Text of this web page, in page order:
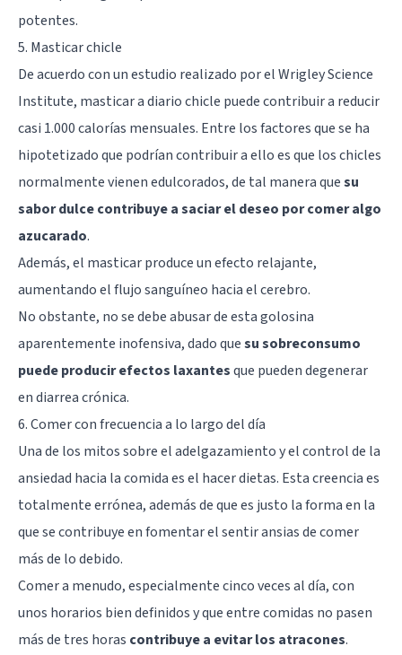
potentes.
5. Masticar chicle
De acuerdo con un estudio realizado por el Wrigley Science
Institute, masticar a diario chicle puede contribuir a reducir
casi 1.000 calorías mensuales. Entre los factores que se ha
hipotetizado que podrían contribuir a ello es que los chicles
normalmente vienen edulcorados, de tal manera quesu
sabor dulce contribuye a saciar el deseo por comer algo
azucarado.
Además, el masticar produce un efecto relajante,
aumentando el flujo sanguíneo hacia el cerebro.
No obstante, no se debe abusar de esta golosina
aparentemente inofensiva, dado quesu sobreconsumo
puede producir efectos laxantesque pueden degenerar
en diarrea crónica.
6. Comer con frecuencia a lo largo del día
Una de los mitos sobre el adelgazamiento y el control de la
ansiedad hacia la comida es el hacer dietas. Esta creencia es
totalmente errónea, además de que es justo la forma en la
que se contribuye en fomentar el sentir ansias de comer
más de lo debido.
Comer a menudo, especialmente cinco veces al día, con
unos horarios bien definidos y que entre comidas no pasen
más de tres horas contribuye a evitar los atracones.